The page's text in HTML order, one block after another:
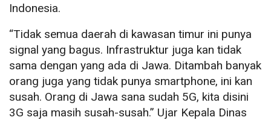
Indonesia.
“Tidak semua daerah di kawasan timur ini punya
signal yang bagus. Infrastruktur juga kan tidak
sama dengan yang ada di Jawa. Ditambah banyak
orang juga yang tidak punya smartphone, ini kan
susah. Orang di Jawa sana sudah 5G, kita disini
3G saja masih susah-susah.” Ujar Kepala Dinas